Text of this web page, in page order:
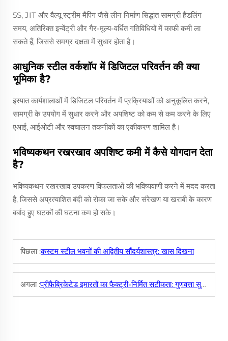
5S, JIT और वैल्यू स्ट्रीम मैपिंग जैसे लीन निर्माण सिद्धांत सामग्री हैंडलिंग
समय, अतिरिक्त इन्वेंट्री और गैर-मूल्य-वर्धित गतिविधियों में काफी कमी ला
सकते हैं, जिससे समग्र दक्षता में सुधार होता है।
आधुनिक स्टील वर्कशॉप में डिजिटल परिवर्तन की क्या
भूमिका है?
इस्पात कार्यशालाओं में डिजिटल परिवर्तन में प्रक्रियाओं को अनुकूलित करने,
सामग्री के उपयोग में सुधार करने और अपशिष्ट को कम से कम करने के लिए
एआई, आईओटी और स्वचालन तकनीकों का एकीकरण शामिल है।
भविष्यकथन रखरखाव अपशिष्ट कमी में कैसे योगदान देता
है?
भविष्यकथन रखरखाव उपकरण विफलताओं की भविष्यवाणी करने में मदद करता
है, जिससे अप्रत्याशित बंदी को रोका जा सके और संरेखण या खराबी के कारण
बर्बाद हुए घटकों की घटना कम हो सके।
पिछला :कस्टम स्टील भवनों की अद्वितीय सौंदर्यशास्त्र: खास दिखना
अगला :प्रीफैब्रिकेटेड इमारतों का फैक्ट्री-निर्मित सटीकता: गुणवत्ता सुनिश्चित करना